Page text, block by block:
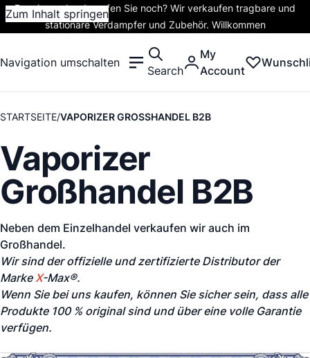
Zum Inhalt springen
Rauchen oder dampfen Sie noch? Wir verkaufen tragbare und
stationäre Verdampfer und Zubehör. Willkommen
Navigation umschalten
Search
My
Account
STARTSEITE VAPORIZER GROSSHANDEL B2B
Vaporizer
Großhandel B2B
Neben dem Einzelhandel verkaufen wir auch im
Großhandel.
Wir sind der offizielle und zertifizierte Distributor der
MarkeX-Max®.
Wenn Sie bei uns kaufen, können Sie sicher sein, dass alle
Produkte 100 % original sind und über eine volle Garantie
verfügen.